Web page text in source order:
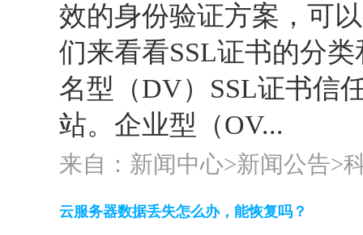
效的身份验证方案，可
们来看看SSL证书的分
名型（DV）SSL证书信
站。企业型（OV...
来自：新闻中心>新闻公告>
云服务器数据丢失怎么办，能恢复吗？